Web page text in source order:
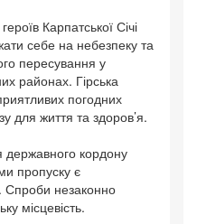
Карпатської Січі
себе на небезпеку та
пересування у
районах. Гірська
погодних
для життя та здоров’я.
кордону
пропуску є
Спроби незаконно
місцевість.